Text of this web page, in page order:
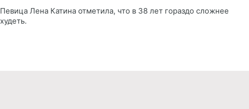
Певица Лена Катина отметила, что в 38 лет гораздо сложнее
худеть.